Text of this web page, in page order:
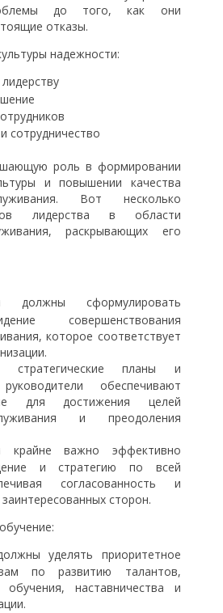
до того, как они
отказы.
надежности:
сотрудничество
роль в формировании
и повышении качества
Вот несколько
лидерства в области
раскрывающих его
должны сформулировать
совершенствования
которое соответствует
стратегические планы и
обеспечивают
для достижения целей
и преодоления
крайне важно эффективно
и стратегию по всей
согласованность и
сторон.
уделять приоритетное
по развитию талантов,
наставничества и